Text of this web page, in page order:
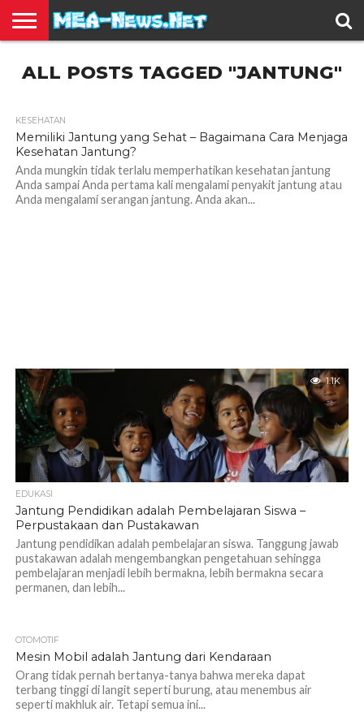
TERBARU
EDUKASI
HIBURAN
INSPIRASI
KESEHATAN
KULINER
OLAH
RAGA
OTOMOTIF
TRAVEL
JUAL
BELI
ALL POSTS TAGGED "JANTUNG"
KESEHATAN
Memiliki Jantung yang Sehat – Bagaimana Cara Menjaga
Kesehatan Jantung?
Anda mungkin tidak terlalu memperhatikan kesehatan jantung
Anda sampai Anda pertama kali mengalami penyakit jantung atau
Anda mengalami serangan jantung. Anda akan...
1.1K
EDUKASI
Jantung Pendidikan adalah Pembelajaran Siswa –
Perpustakaan dan Pustakawan
Jantung pendidikan adalah pembelajaran siswa. Tanggung jawab
pustakawan adalah mengembangkan pengetahuan sehingga
pembelajaran menjadi lebih bermakna, lebih bermakna secara
permanen, dan lebih...
OTOMOTIF
Mesin Mobil adalah Jantung dari Kendaraan
Orang tidak pernah bertanya-tanya bahwa mereka dapat
terbang tinggi di langit seperti burung, atau menembus air
seperti makhluk air. Tetapi semua ini...